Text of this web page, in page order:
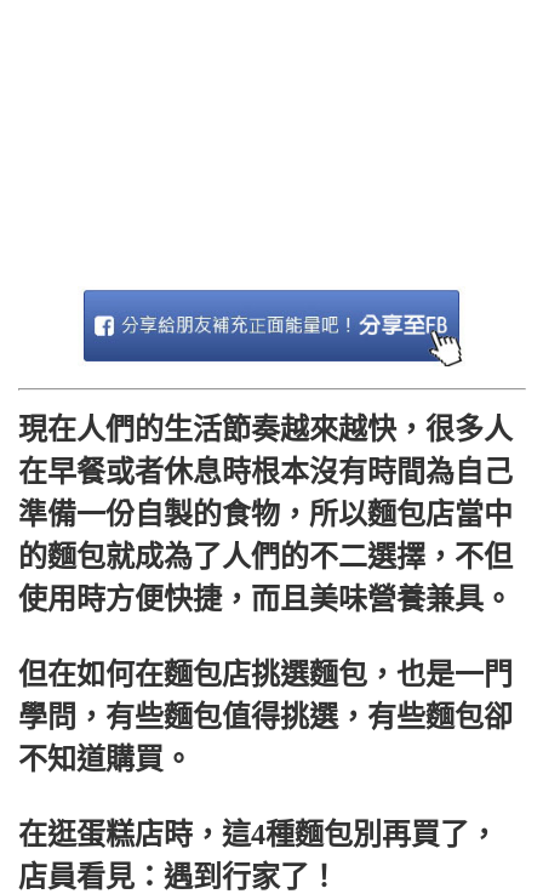
現在人們的生活節奏越來越快，很多人
在早餐或者休息時根本沒有時間為自己
準備一份自製的食物，所以麵包店當中
的麵包就成為了人們的不二選擇，不但
使用時方便快捷，而且美味營養兼具。
但在如何在麵包店挑選麵包，也是一門
學問，有些麵包值得挑選，有些麵包卻
不知道購買。
在逛蛋糕店時，這4種麵包別再買了，
店員看見：遇到行家了！